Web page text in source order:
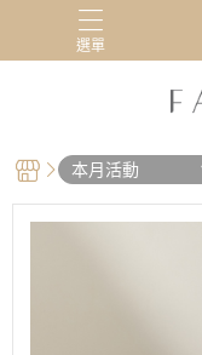
選單
居家服 最新活動
本月活動